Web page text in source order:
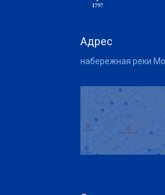
Адрес
набережная реки